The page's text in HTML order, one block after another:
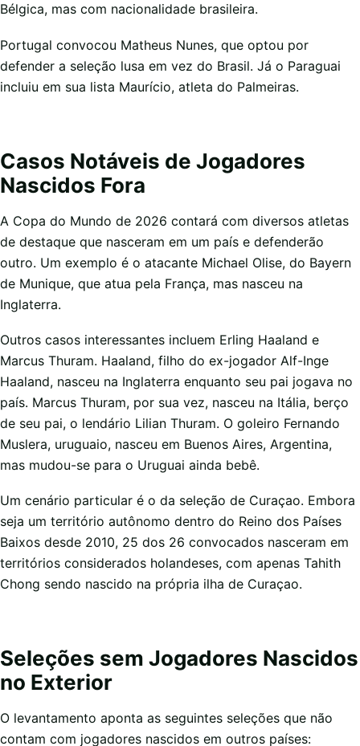
Bélgica, mas com nacionalidade brasileira.
Portugal convocou Matheus Nunes, que optou por
defender a seleção lusa em vez do Brasil. Já o Paraguai
incluiu em sua lista Maurício, atleta do Palmeiras.
Casos Notáveis de Jogadores
Nascidos Fora
A Copa do Mundo de 2026 contará com diversos atletas
de destaque que nasceram em um país e defenderão
outro. Um exemplo é o atacante Michael Olise, do Bayern
de Munique, que atua pela França, mas nasceu na
Inglaterra.
Outros casos interessantes incluem Erling Haaland e
Marcus Thuram. Haaland, filho do ex-jogador Alf-Inge
Haaland, nasceu na Inglaterra enquanto seu pai jogava no
país. Marcus Thuram, por sua vez, nasceu na Itália, berço
de seu pai, o lendário Lilian Thuram. O goleiro Fernando
Muslera, uruguaio, nasceu em Buenos Aires, Argentina,
mas mudou-se para o Uruguai ainda bebê.
Um cenário particular é o da seleção de Curaçao. Embora
seja um território autônomo dentro do Reino dos Países
Baixos desde 2010, 25 dos 26 convocados nasceram em
territórios considerados holandeses, com apenas Tahith
Chong sendo nascido na própria ilha de Curaçao.
Seleções sem Jogadores Nascidos
no Exterior
O levantamento aponta as seguintes seleções que não
contam com jogadores nascidos em outros países: